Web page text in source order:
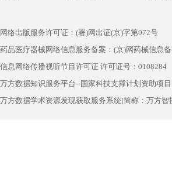
网络出版服务许可证：(署)网出证(京)字第072号
药品医疗器械网络信息服务备案：(京)网药械信息
信息网络传播视听节目许可证 许可证号：0108284
万方数据知识服务平台--国家科技支撑计划资助项
万方数据学术资源发现获取服务系统[简称：万方